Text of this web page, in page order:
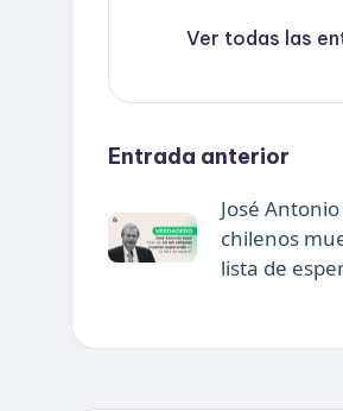
Ver todas las
Navegación
de
entradas
Entrada anterior
José
chilenos
lista de